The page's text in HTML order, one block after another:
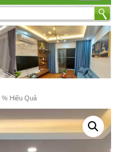
% Hiệu Quả